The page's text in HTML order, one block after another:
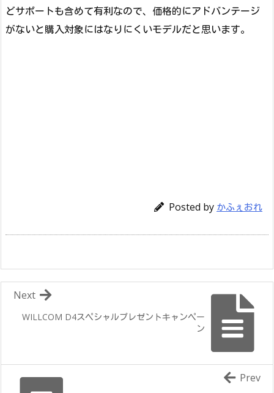
どサポートも含めて有利なので、価格的にアドバンテージ
がないと購入対象にはなりにくいモデルだと思います。
Posted by かふぇおれ
WILLCOM D4スペシャルプレゼントキャンペー
ン
Next
Prev